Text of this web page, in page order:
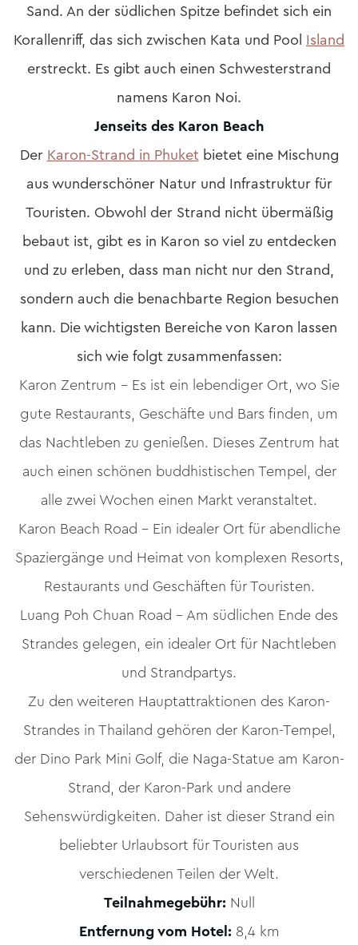
Sand. An der südlichen Spitze befindet sich ein
Korallenriff, das sich zwischen Kata und Pool Island
erstreckt. Es gibt auch einen Schwesterstrand
namens Karon Noi.
Jenseits des Karon Beach
DerKaron-Strand in Phuketbietet eine Mischung
aus wunderschöner Natur und Infrastruktur für
Touristen. Obwohl der Strand nicht übermäßig
bebaut ist, gibt es in Karon so viel zu entdecken
und zu erleben, dass man nicht nur den Strand,
sondern auch die benachbarte Region besuchen
kann. Die wichtigsten Bereiche von Karon lassen
sich wie folgt zusammenfassen:
Karon Zentrum – Es ist ein lebendiger Ort, wo Sie
gute Restaurants, Geschäfte und Bars finden, um
das Nachtleben zu genießen. Dieses Zentrum hat
auch einen schönen buddhistischen Tempel, der
alle zwei Wochen einen Markt veranstaltet.
Karon Beach Road – Ein idealer Ort für abendliche
Spaziergänge und Heimat von komplexen Resorts,
Restaurants und Geschäften für Touristen.
Luang Poh Chuan Road – Am südlichen Ende des
Strandes gelegen, ein idealer Ort für Nachtleben
und Strandpartys.
Zu den weiteren Hauptattraktionen des Karon-
Strandes in Thailand gehören der Karon-Tempel,
der Dino Park Mini Golf, die Naga-Statue am Karon-
Strand, der Karon-Park und andere
Sehenswürdigkeiten. Daher ist dieser Strand ein
beliebter Urlaubsort für Touristen aus
verschiedenen Teilen der Welt.
Teilnahmegebühr: Null
Entfernung vom Hotel: 8,4 km